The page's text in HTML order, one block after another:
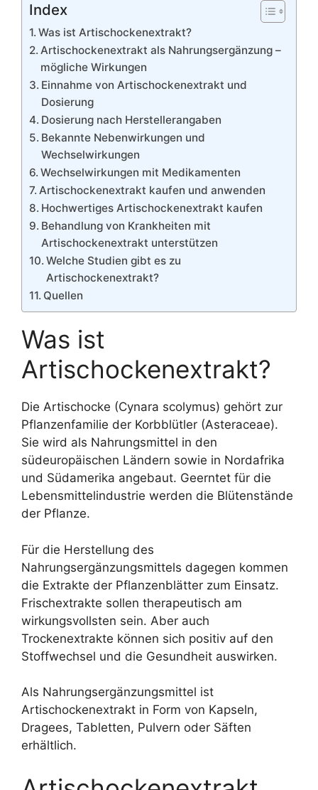
Index
Was ist Artischockenextrakt?
Artischockenextrakt als Nahrungsergänzung –
mögliche Wirkungen
Einnahme von Artischockenextrakt und
Dosierung
Dosierung nach Herstellerangaben
Bekannte Nebenwirkungen und
Wechselwirkungen
Wechselwirkungen mit Medikamenten
Artischockenextrakt kaufen und anwenden
Hochwertiges Artischockenextrakt kaufen
Behandlung von Krankheiten mit
Artischockenextrakt unterstützen
Welche Studien gibt es zu
Artischockenextrakt?
Quellen
Was ist
Artischockenextrakt?
Die Artischocke (Cynara scolymus) gehört zur
Pflanzenfamilie der Korbblütler (Asteraceae).
Sie wird als Nahrungsmittel in den
südeuropäischen Ländern sowie in Nordafrika
und Südamerika angebaut. Geerntet für die
Lebensmittelindustrie werden die Blütenstände
der Pflanze.
Für die Herstellung des
Nahrungsergänzungsmittels dagegen kommen
die Extrakte der Pflanzenblätter zum Einsatz.
Frischextrakte sollen therapeutisch am
wirkungsvollsten sein. Aber auch
Trockenextrakte können sich positiv auf den
Stoffwechsel und die Gesundheit auswirken.
Als Nahrungsergänzungsmittel ist
Artischockenextrakt in Form von Kapseln,
Dragees, Tabletten, Pulvern oder Säften
erhältlich.